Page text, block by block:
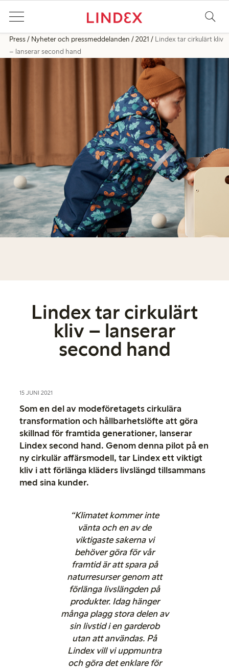
Press Nyheter och pressmeddelanden 2021
Lindex tar cirkulärt kliv
– lanserar second hand
Lindex tar cirkulärt
kliv – lanserar
second hand
15 JUNI 2021
Som en del av modeföretagets cirkulära
transformation och hållbarhetslöfte att göra
skillnad för framtida generationer, lanserar
Lindex second hand. Genom denna pilot på en
ny cirkulär affärsmodell, tar Lindex ett viktigt
kliv i att förlänga kläders livslängd tillsammans
med sina kunder.
“Klimatet kommer inte
vänta och en av de
viktigaste sakerna vi
behöver göra för vår
framtid är att spara på
naturresurser genom att
förlänga livslängden på
produkter. Idag hänger
många plagg stora delen av
sin livstid i en garderob
utan att användas. På
Lindex vill vi uppmuntra
och göra det enklare för